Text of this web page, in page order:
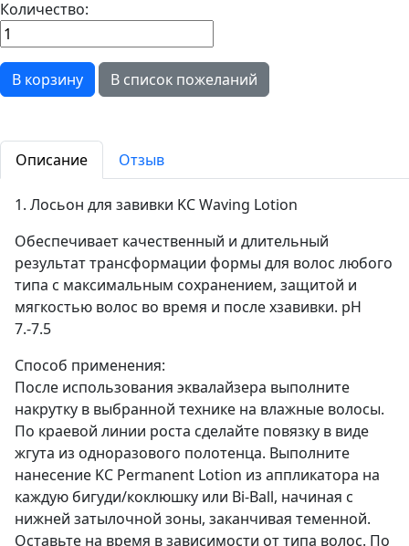
Количество:
Описание Отзыв
1. Лосьон для завивки KC Waving Lotion
Обеспечивает качественный и длительный
результат трансформации формы для волос любого
типа с максимальным сохранением, защитой и
мягкостью волос во время и после хзавивки. pH
7.-7.5
Способ применения:
После использования эквалайзера выполните
накрутку в выбранной технике на влажные волосы.
По краевой линии роста сделайте повязку в виде
жгута из одноразового полотенца. Выполните
нанесение KC Permanent Lotion из аппликатора на
каждую бигуди/коклюшку или Bi-Ball, начиная с
нижней затылочной зоны, заканчивая теменной.
Оставьте на время в зависимости от типа волос. По